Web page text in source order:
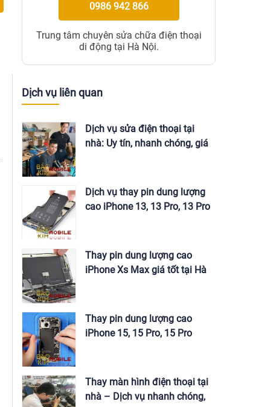
0986 942 866
Trung tâm chuyên sửa chữa điện thoại
di động tại Hà Nội.
Dịch vụ liên quan
Dịch vụ sửa điện thoại tại
nhà: Uy tín, nhanh chóng, giá
Dịch vụ thay pin dung lượng
cao iPhone 13, 13 Pro, 13 Pro
Thay pin dung lượng cao
iPhone Xs Max giá tốt tại Hà
Thay pin dung lượng cao
iPhone 15, 15 Pro, 15 Pro
Thay màn hình điện thoại tại
nhà – Dịch vụ nhanh chóng,